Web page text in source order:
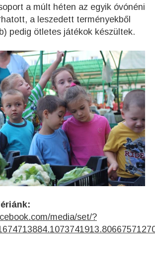
a múlt héten az egyik óvónéni
a leszedett terményekből
pedig ötletes játékok készültek.
media/set/?